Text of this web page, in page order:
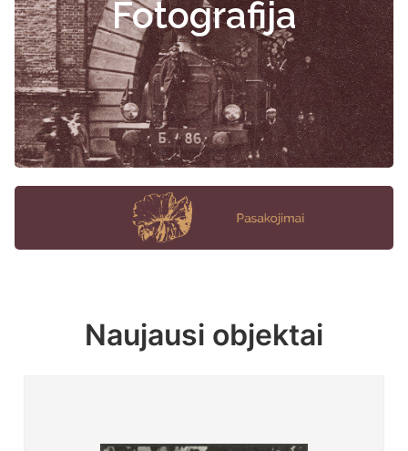
Fotografija
Naujausi objektai